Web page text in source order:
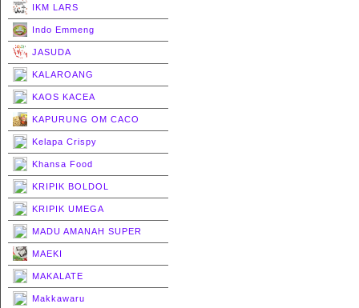
IKM LARS
Indo Emmeng
JASUDA
KALAROANG
KAOS KACEA
KAPURUNG OM CACO
Kelapa Crispy
Khansa Food
KRIPIK BOLDOL
KRIPIK UMEGA
MADU AMANAH SUPER
MAEKI
MAKALATE
Makkawaru